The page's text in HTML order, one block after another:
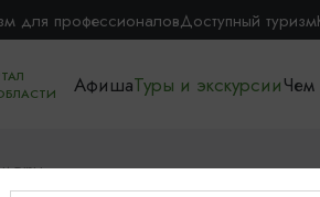
для профессионаловДоступный туризм
АфишаТуры и экскурсииЧем
туры